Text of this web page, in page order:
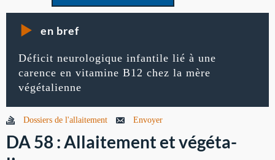
en bref
Déficit neurologique infantile lié à une
carence en vitamine B12 chez la mère
végétalienne
Dossiers de l'allaitement Envoyer
DA 58 : Allaitement et végéta­